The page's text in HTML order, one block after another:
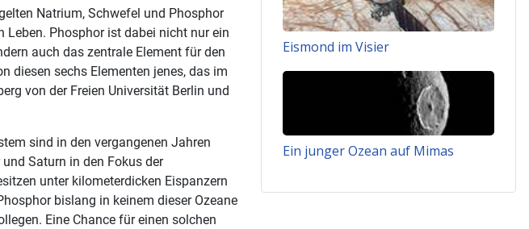
Natrium, Schwefel und Phosphor
Leben. Phosphor ist dabei nicht nur ein
auch das zentrale Element für den
diesen sechs Elementen jenes, das im
von der Freien Universität Berlin und
sind in den vergangenen Jahren
Saturn in den Fokus der
unter kilometerdicken Eispanzern
bislang in keinem dieser Ozeane
Eine Chance für einen solchen
Eismond im Visier
Ein junger Ozean auf Mimas